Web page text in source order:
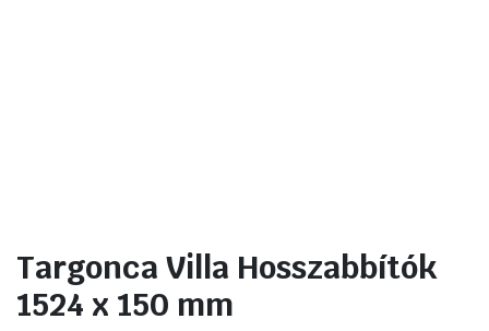
Targonca Villa Hosszabbítók
1524 x 150 mm